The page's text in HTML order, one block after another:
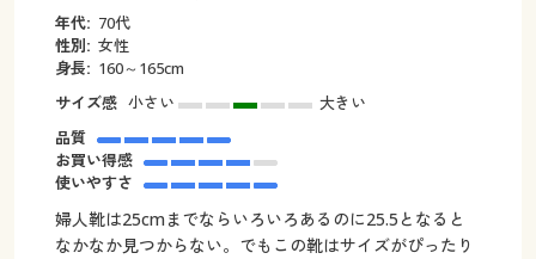
年代: 70代
性別: 女性
身長: 160～165cm
サイズ感 小さい
大きい
品質
お買い得感
使いやすさ
婦人靴は25cmまでならいろいろあるのに25.5となると
なかなか見つからない。でもこの靴はサイズがぴったり